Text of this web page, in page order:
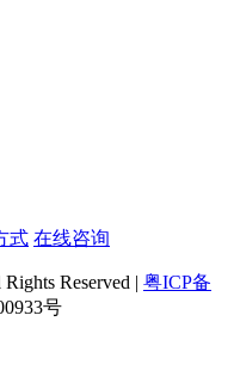
式 在线咨询
Reserved | 粤ICP备
号